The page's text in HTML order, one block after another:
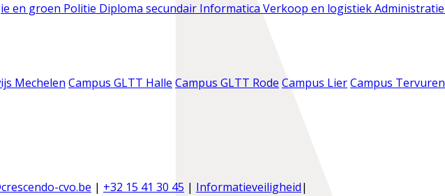
en groen Politie Diploma secundair InformaticaVerkoop en logistiekAdministratie
Mechelen Campus GLTT Halle Campus GLTT Rode Campus LierCampus Tervuren
cvo.be | +32 15 41 30 45 | Informatieveiligheid|